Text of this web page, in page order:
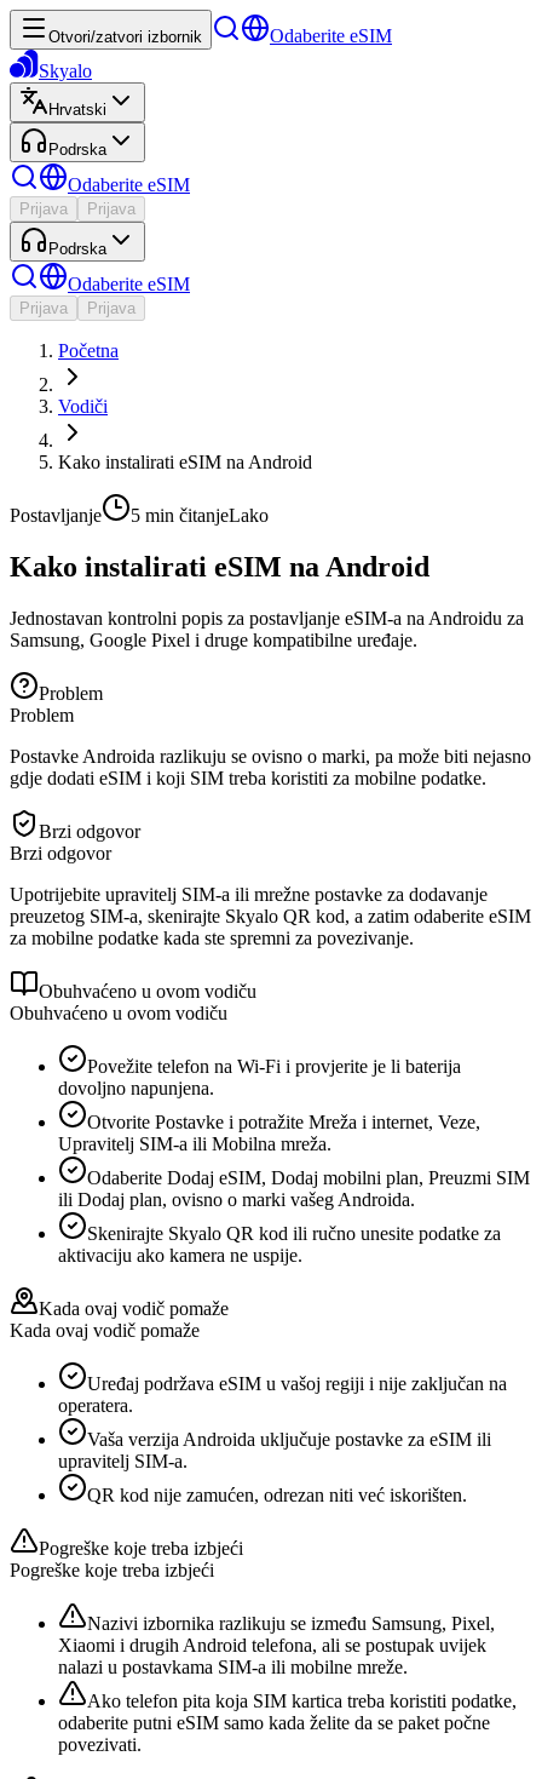
Otvori/zatvori izbornik
Odaberite eSIM
Skyalo
Hrvatski
Podrska
Odaberite eSIM
Prijava Prijava
Podrska
Odaberite eSIM
Prijava Prijava
Početna
Vodiči
Kako instalirati eSIM na Android
Postavljanje 5 min čitanjeLako
Kako instalirati eSIM na Android
Jednostavan kontrolni popis za postavljanje eSIM-a na Androidu za
Samsung, Google Pixel i druge kompatibilne uređaje.
Problem
Problem
Postavke Androida razlikuju se ovisno o marki, pa može biti nejasno
gdje dodati eSIM i koji SIM treba koristiti za mobilne podatke.
Brzi odgovor
Brzi odgovor
Upotrijebite upravitelj SIM-a ili mrežne postavke za dodavanje
preuzetog SIM-a, skenirajte Skyalo QR kod, a zatim odaberite eSIM
za mobilne podatke kada ste spremni za povezivanje.
Obuhvaćeno u ovom vodiču
Obuhvaćeno u ovom vodiču
Povežite telefon na Wi-Fi i provjerite je li baterija
dovoljno napunjena.
Otvorite Postavke i potražite Mreža i internet, Veze,
Upravitelj SIM-a ili Mobilna mreža.
Odaberite Dodaj eSIM, Dodaj mobilni plan, Preuzmi SIM
ili Dodaj plan, ovisno o marki vašeg Androida.
Skenirajte Skyalo QR kod ili ručno unesite podatke za
aktivaciju ako kamera ne uspije.
Kada ovaj vodič pomaže
Kada ovaj vodič pomaže
Uređaj podržava eSIM u vašoj regiji i nije zaključan na
operatera.
Vaša verzija Androida uključuje postavke za eSIM ili
upravitelj SIM-a.
QR kod nije zamućen, odrezan niti već iskorišten.
Pogreške koje treba izbjeći
Pogreške koje treba izbjeći
Nazivi izbornika razlikuju se između Samsung, Pixel,
Xiaomi i drugih Android telefona, ali se postupak uvijek
nalazi u postavkama SIM-a ili mobilne mreže.
Ako telefon pita koja SIM kartica treba koristiti podatke,
odaberite putni eSIM samo kada želite da se paket počne
povezivati.